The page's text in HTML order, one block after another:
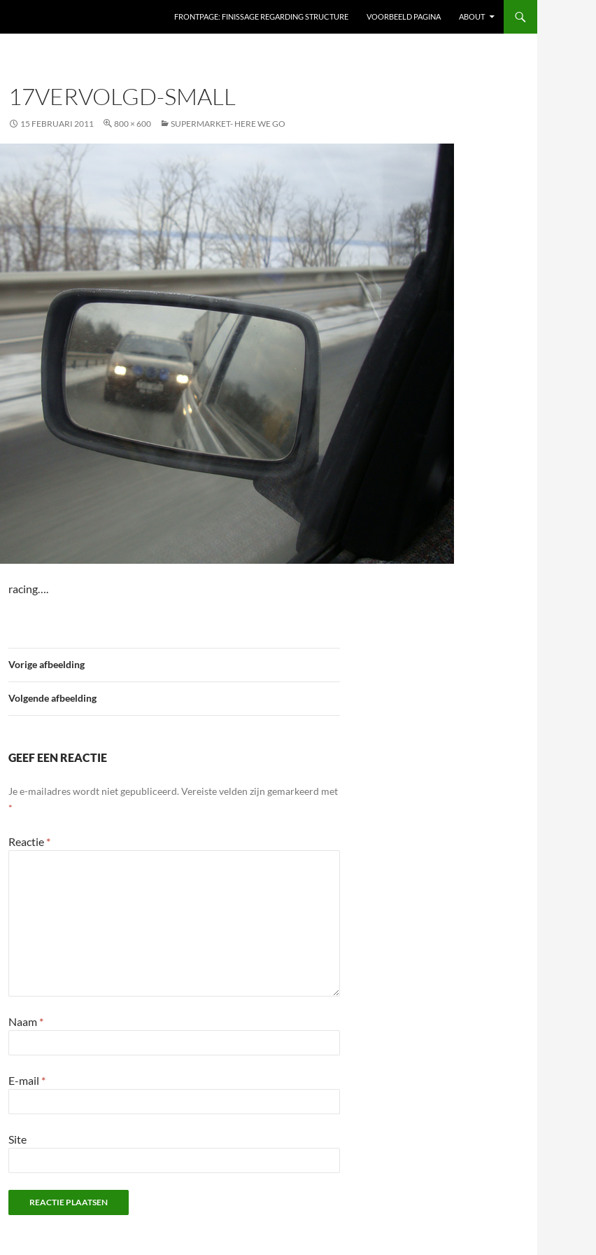
FRONTPAGE: FINISSAGE REGARDING STRUCTURE VOORBEELD PAGINA ABOUT
17VERVOLGD-SMALL
15 FEBRUARI 2011 800 × 600 SUPERMARKET- HERE WE GO
racing….
Vorige afbeelding
Volgende afbeelding
GEEF EEN REACTIE
Je e-mailadres wordt niet gepubliceerd. Vereiste velden zijn gemarkeerd met
*
Reactie *
Naam *
E-mail *
Site